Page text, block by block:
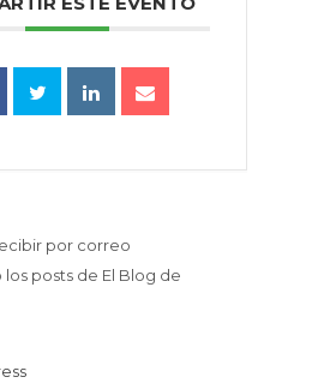
por correo
posts de El Blog de